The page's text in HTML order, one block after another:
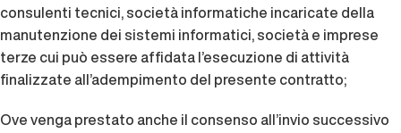
consulenti tecnici, società informatiche incaricate della
manutenzione dei sistemi informatici, società e imprese
terze cui può essere affidata l’esecuzione di attività
finalizzate all’adempimento del presente contratto;
Ove venga prestato anche il consenso all’invio successivo